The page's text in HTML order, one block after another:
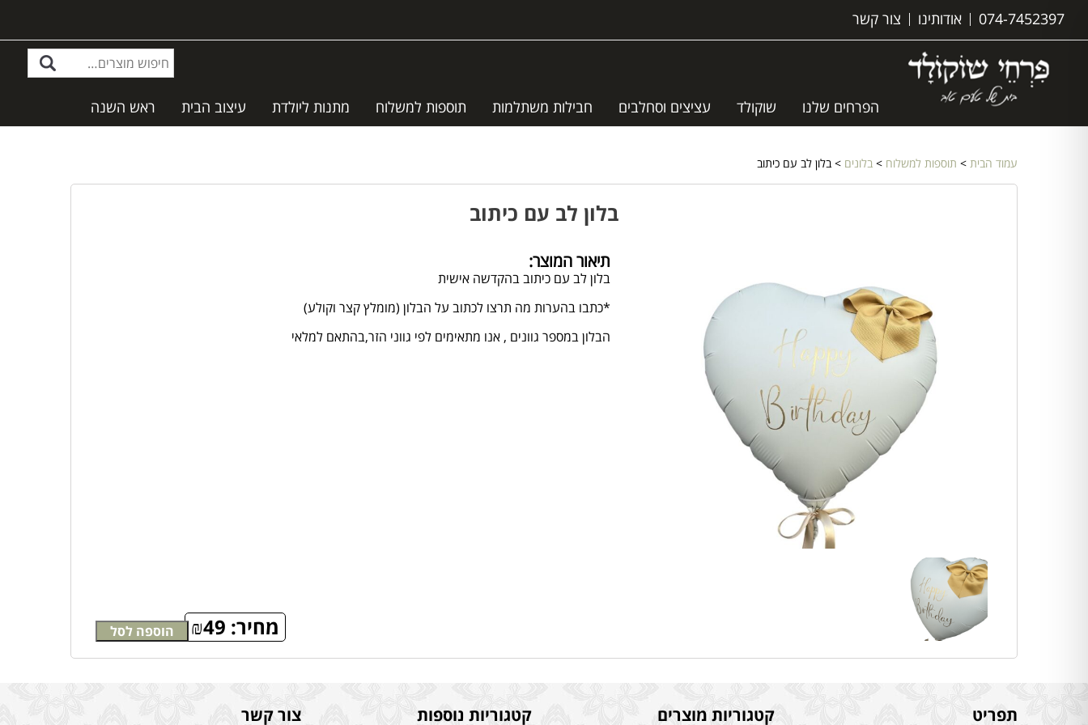
074-7452397 אודותינו צור קשר
הפרחים שלנו שוקולד עציצים וסחלבים חבילות משתלמות תוספות למשלוח מתנות ליולדת עיצוב הבית ראש השנה
עמוד הבית > תוספות למשלוח > בלונים > בלון לב עם כיתוב
בלון לב עם כיתוב
תיאור המוצר:
בלון לב עם כיתוב בהקדשה אישית
*כתבו בהערות מה תרצו לכתוב על הבלון (מומלץ קצר וקולע)
הבלון במספר גוונים , אנו מתאימים לפי גווני הזר,בהתאם למלאי
מחיר: ₪49 הוספה לסל
תפריט קטגוריות מוצרים קטגוריות נוספות צור קשר